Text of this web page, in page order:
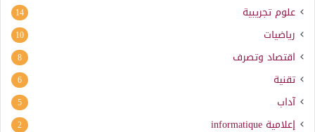
علوم تجريبية 14
رياضيات 10
اقتصاد وتصرف 8
تقنية 6
آداب 5
إعلامية informatique
2